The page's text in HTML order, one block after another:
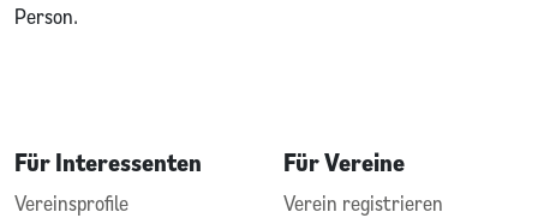
Person.
Für Interessenten
Vereinsprofile
Für Vereine
Verein registrieren